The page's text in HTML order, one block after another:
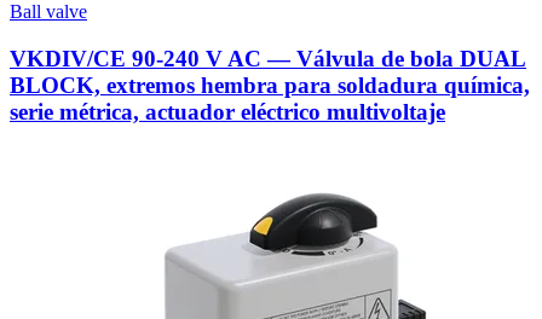
Ball valve
VKDIV/CE 90-240 V AC — Válvula de bola DUAL
BLOCK, extremos hembra para soldadura química,
serie métrica, actuador eléctrico multivoltaje